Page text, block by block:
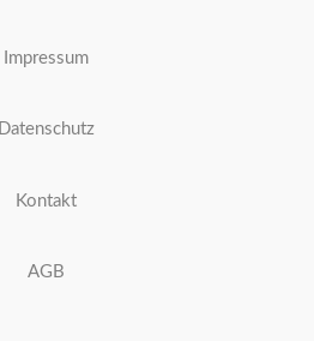
Impressum
Datenschutz
Kontakt
AGB